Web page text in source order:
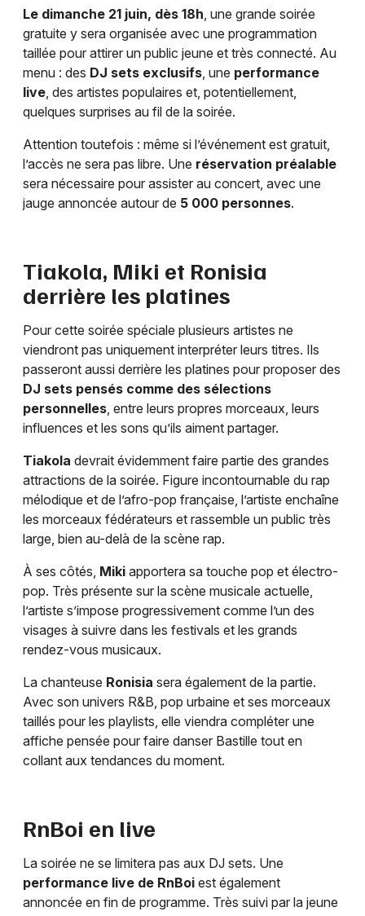
Le dimanche 21 juin, dès 18h , une grande soirée
gratuite y sera organisée avec une programmation
taillée pour attirer un public jeune et très connecté. Au
menu : des DJ sets exclusifs , une performance
live , des artistes populaires et, potentiellement,
quelques surprises au fil de la soirée.
Attention toutefois : même si l’événement est gratuit,
l’accès ne sera pas libre. Une réservation préalable
sera nécessaire pour assister au concert, avec une
jauge annoncée autour de 5 000 personnes.
Tiakola, Miki et Ronisia
derrière les platines
Pour cette soirée spéciale plusieurs artistes ne
viendront pas uniquement interpréter leurs titres. Ils
passeront aussi derrière les platines pour proposer des
DJ sets pensés comme des sélections
personnelles , entre leurs propres morceaux, leurs
influences et les sons qu’ils aiment partager.
Tiakola devrait évidemment faire partie des grandes
attractions de la soirée. Figure incontournable du rap
mélodique et de l’afro-pop française, l’artiste enchaîne
les morceaux fédérateurs et rassemble un public très
large, bien au-delà de la scène rap.
À ses côtés, Miki apportera sa touche pop et électro-
pop. Très présente sur la scène musicale actuelle,
l’artiste s’impose progressivement comme l’un des
visages à suivre dans les festivals et les grands
rendez-vous musicaux.
La chanteuse Ronisia sera également de la partie.
Avec son univers R&B, pop urbaine et ses morceaux
taillés pour les playlists, elle viendra compléter une
affiche pensée pour faire danser Bastille tout en
collant aux tendances du moment.
RnBoi en live
La soirée ne se limitera pas aux DJ sets. Une
performance live de RnBoi est également
annoncée en fin de programme. Très suivi par la jeune